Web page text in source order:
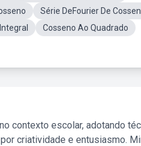
Série DeFourier De
Cosseno Ao Quadrado
contexto escolar, adotando
criatividade e entusiasmo.